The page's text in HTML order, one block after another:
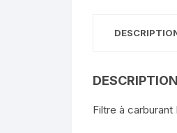
DESCRIPTION
Filtre à